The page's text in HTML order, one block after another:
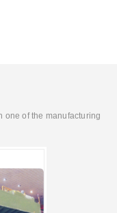
one of the manufacturing